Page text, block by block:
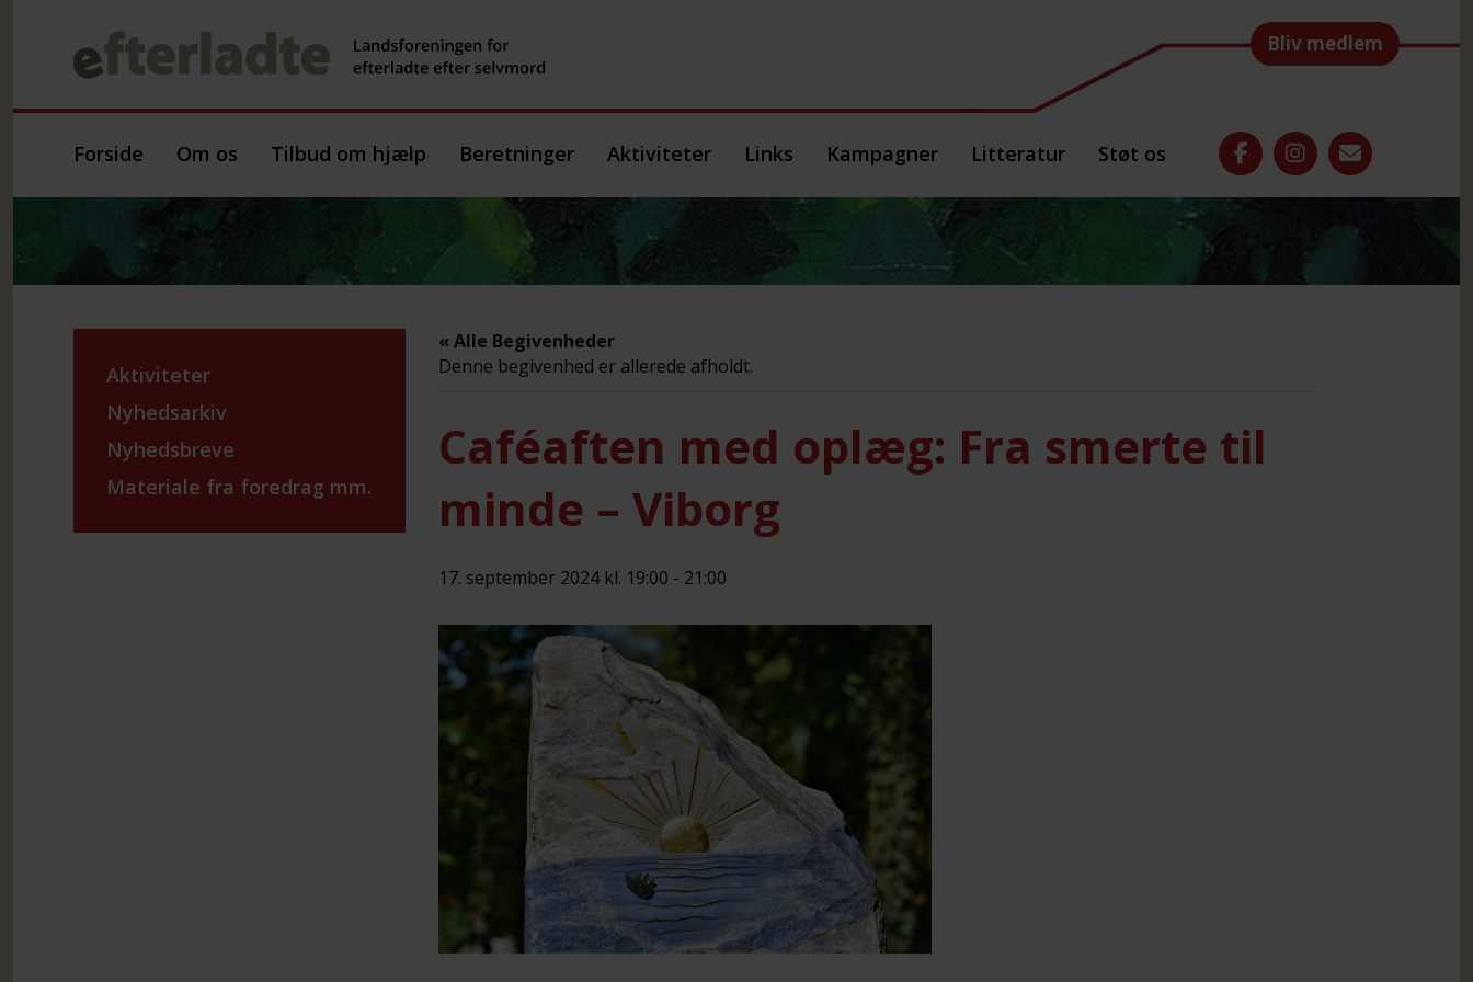
Bliv medlem
Forside Om os Tilbud om hjælp Beretninger Aktiviteter Links Kampagner Litteratur Støt os
« Alle Begivenheder
Denne begivenhed er allerede afholdt.
Caféaften med oplæg: Fra smerte til
minde – Viborg
17. september 2024 kl. 19:00 - 21:00
Aktiviteter
Nyhedsarkiv
Nyhedsbreve
Materiale fra foredrag mm.